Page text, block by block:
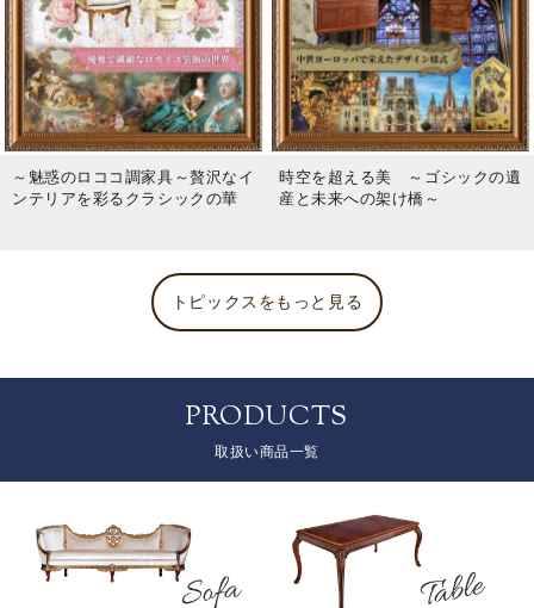
～魅惑のロココ調家具～贅沢なイ
ンテリアを彩るクラシックの華
時空を超える美 ～ゴシックの遺
産と未来への架け橋～
トピックスをもっと見る
PRODUCTS
取扱い商品一覧